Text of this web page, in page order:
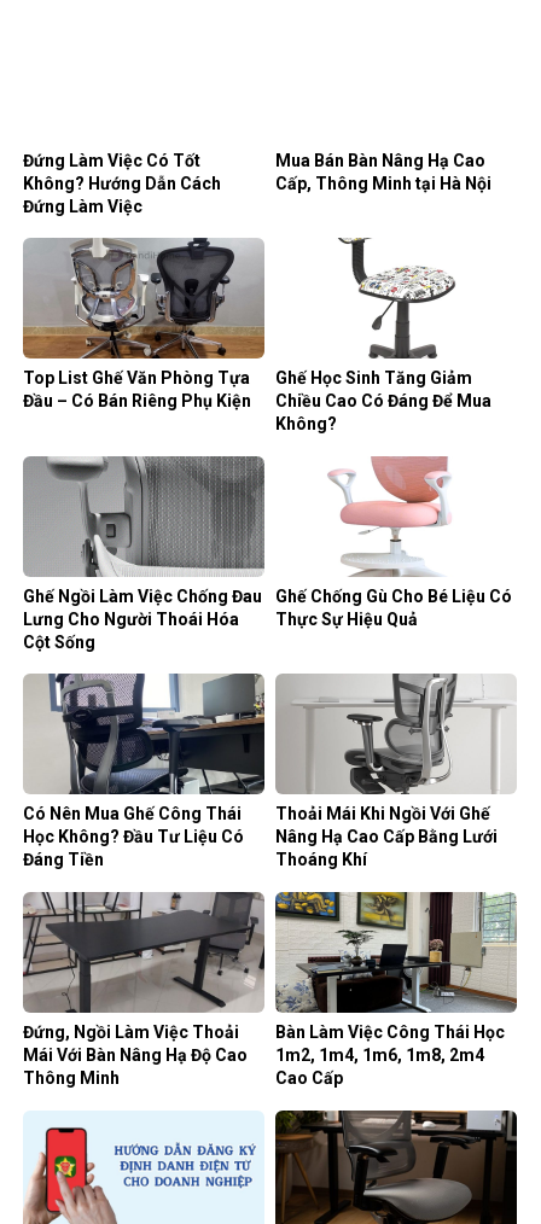
Đứng Làm Việc Có Tốt
Không? Hướng Dẫn Cách
Đứng Làm Việc
Mua Bán Bàn Nâng Hạ Cao
Cấp, Thông Minh tại Hà Nội
Top List Ghế Văn Phòng Tựa
Đầu – Có Bán Riêng Phụ Kiện
Ghế Học Sinh Tăng Giảm
Chiều Cao Có Đáng Để Mua
Không?
Ghế Ngồi Làm Việc Chống Đau
Lưng Cho Người Thoái Hóa
Cột Sống
Ghế Chống Gù Cho Bé Liệu Có
Thực Sự Hiệu Quả
Có Nên Mua Ghế Công Thái
Học Không? Đầu Tư Liệu Có
Đáng Tiền
Thoải Mái Khi Ngồi Với Ghế
Nâng Hạ Cao Cấp Bằng Lưới
Thoáng Khí
Đứng, Ngồi Làm Việc Thoải
Mái Với Bàn Nâng Hạ Độ Cao
Thông Minh
Bàn Làm Việc Công Thái Học
1m2, 1m4, 1m6, 1m8, 2m4
Cao Cấp